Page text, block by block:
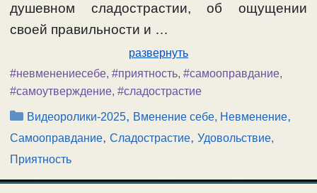
душевном сладострастии, об ощущении
своей правильности и …
развернуть
#невменениесебе, #приятность, #самооправдание,
#самоутверждение, #сладострастие
Рубрики
Видеоролики-2025, Вменение себе, Невменение,
Самооправдание, Сладострастие, Удовольствие,
Приятность